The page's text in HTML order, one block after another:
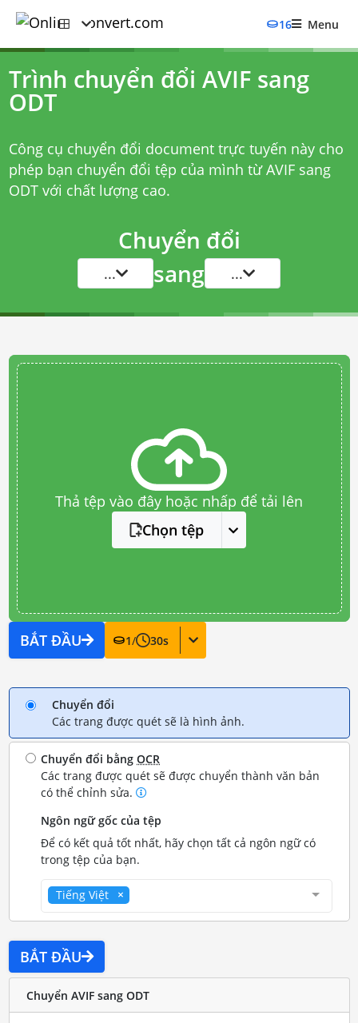
16 Menu
Trình chuyển đổi AVIF sang
ODT
Công cụ chuyển đổi document trực tuyến này cho
phép bạn chuyển đổi tệp của mình từ AVIF sang
ODT với chất lượng cao.
Chuyển đổi
... sang ...
Thả tệp vào đây hoặc nhấp để tải lên
Chọn tệp
BẮT ĐẦU 1/ 30s
Chuyển đổi
Các trang được quét sẽ là hình ảnh.
Chuyển đổi bằngOCR
Các trang được quét sẽ được chuyển thành văn bản
có thể chỉnh sửa.
Ngôn ngữ gốc của tệp
Để có kết quả tốt nhất, hãy chọn tất cả ngôn ngữ có
trong tệp của bạn.
Tiếng Việt
BẮT ĐẦU
Chuyển AVIF sang ODT